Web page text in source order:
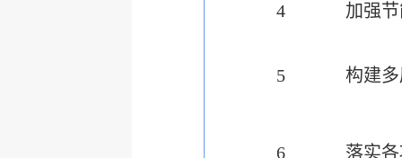
4 加强
5 构建
6 落实